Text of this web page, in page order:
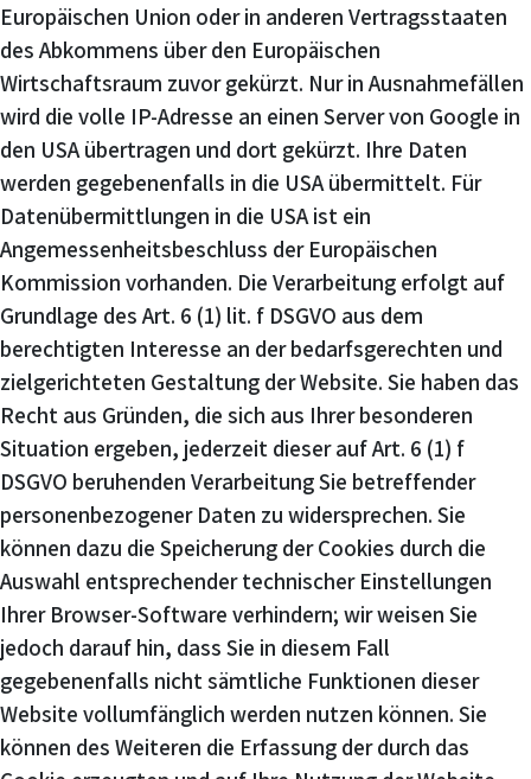
Europäischen Union oder in anderen Vertragsstaaten
des Abkommens über den Europäischen
Wirtschaftsraum zuvor gekürzt. Nur in Ausnahmefällen
wird die volle IP-Adresse an einen Server von Google in
den USA übertragen und dort gekürzt. Ihre Daten
werden gegebenenfalls in die USA übermittelt. Für
Datenübermittlungen in die USA ist ein
Angemessenheitsbeschluss der Europäischen
Kommission vorhanden. Die Verarbeitung erfolgt auf
Grundlage des Art. 6 (1) lit. f DSGVO aus dem
berechtigten Interesse an der bedarfsgerechten und
zielgerichteten Gestaltung der Website. Sie haben das
Recht aus Gründen, die sich aus Ihrer besonderen
Situation ergeben, jederzeit dieser auf Art. 6 (1) f
DSGVO beruhenden Verarbeitung Sie betreffender
personenbezogener Daten zu widersprechen. Sie
können dazu die Speicherung der Cookies durch die
Auswahl entsprechender technischer Einstellungen
Ihrer Browser-Software verhindern; wir weisen Sie
jedoch darauf hin, dass Sie in diesem Fall
gegebenenfalls nicht sämtliche Funktionen dieser
Website vollumfänglich werden nutzen können. Sie
können des Weiteren die Erfassung der durch das